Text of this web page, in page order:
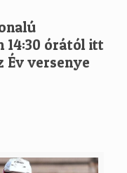
14:30 órától itt
Év versenye